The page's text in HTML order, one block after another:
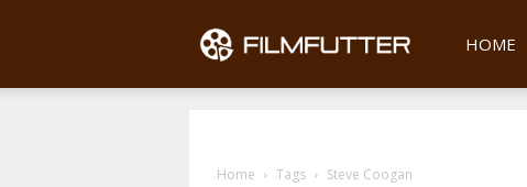
Filmfutter
HOME
Home Tags Steve Coogan